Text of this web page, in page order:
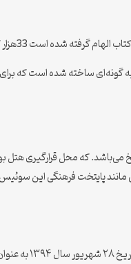
این هتل در دسترس گذاشته شده است.
به گونه‌ای ساخته شده است
مانند پایتخت فرهنگی این
است.